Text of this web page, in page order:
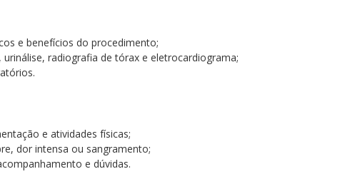
e benefícios do procedimento;
radiografia de tórax e eletrocardiograma;
e atividades físicas;
dor intensa ou sangramento;
e dúvidas.